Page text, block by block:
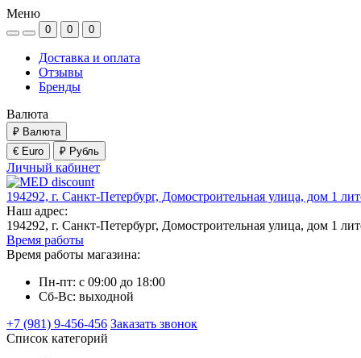
Меню
0 0 0
Доставка и оплата
Отзывы
Бренды
Валюта
₽ Валюта
€ Euro
₽ Рубль
Личный кабинет
194292, г. Санкт-Петербург, Домостроительная улица, дом 1
Наш адрес:
194292, г. Санкт-Петербург, Домостроительная улица, дом 1
Время работы
Время работы магазина:
Пн-пт: с 09:00 до 18:00
Сб-Вс: выходной
+7 (981) 9-456-456 Заказать звонок
Список категорий